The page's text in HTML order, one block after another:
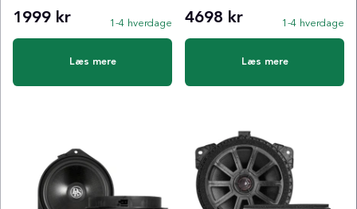
1999 kr 1-4 hverdage
Læs mere
4698 kr 1-4 hverdage
Læs mere